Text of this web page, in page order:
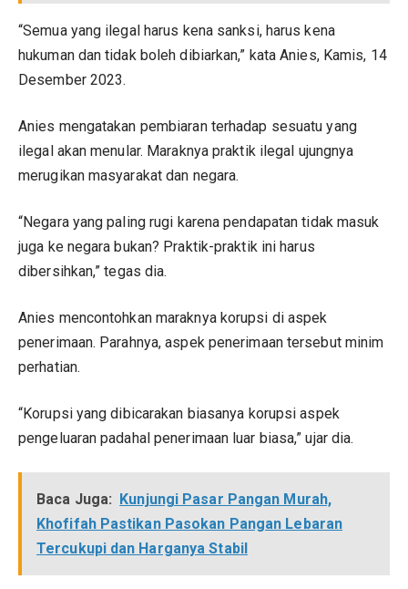
“Semua yang ilegal harus kena sanksi, harus kena
hukuman dan tidak boleh dibiarkan,” kata Anies, Kamis, 14
Desember 2023.
Anies mengatakan pembiaran terhadap sesuatu yang
ilegal akan menular. Maraknya praktik ilegal ujungnya
merugikan masyarakat dan negara.
“Negara yang paling rugi karena pendapatan tidak masuk
juga ke negara bukan? Praktik-praktik ini harus
dibersihkan,” tegas dia.
Anies mencontohkan maraknya korupsi di aspek
penerimaan. Parahnya, aspek penerimaan tersebut minim
perhatian.
“Korupsi yang dibicarakan biasanya korupsi aspek
pengeluaran padahal penerimaan luar biasa,” ujar dia.
Baca Juga: Kunjungi Pasar Pangan Murah,
Khofifah Pastikan Pasokan Pangan Lebaran
Tercukupi dan Harganya Stabil